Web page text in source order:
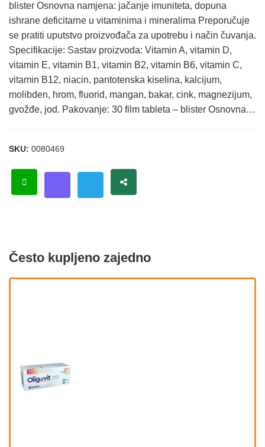
blister Osnovna namjena: jačanje imuniteta, dopuna
ishrane deficitarne u vitaminima i mineralima Preporučuje
se pratiti uputstvo proizvođača za upotrebu i način čuvanja.
Specifikacije: Sastav proizvoda: Vitamin A, vitamin D,
vitamin E, vitamin B1, vitamin B2, vitamin B6, vitamin C,
vitamin B12, niacin, pantotenska kiselina, kalcijum,
molibden, hrom, fluorid, mangan, bakar, cink, magnezijum,
gvožđe, jod. Pakovanje: 30 film tableta – blister Osnovna…
SKU: 0080469
Često kupljeno zajedno